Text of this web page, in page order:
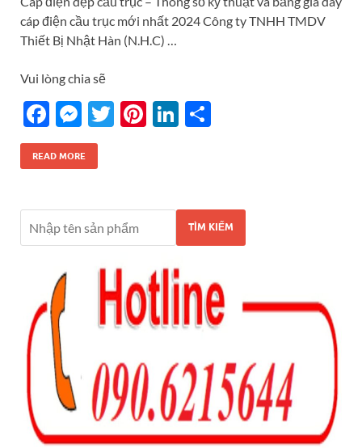
cáp điện cầu trục mới nhất 2024 Công ty TNHH TMDV
Thiết Bị Nhật Hàn (N.H.C) …
Vui lòng chia sẽ
F
ac
e
o
o
k
M
es
se
g
er
T
Pi
t
Li
dI
n
READ MORE
TÌM KIẾM